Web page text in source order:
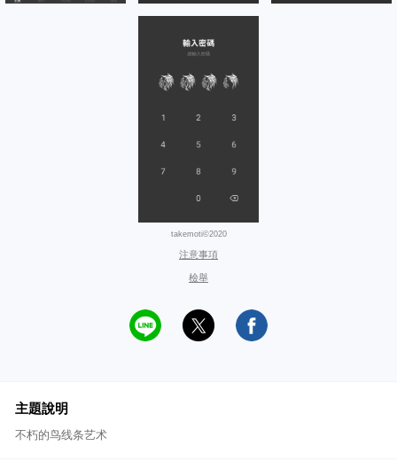
takemoti©2020
注意事項
檢舉
主題說明
不朽的鸟线条艺术